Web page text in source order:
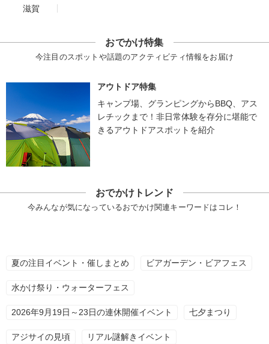
滋賀
おでかけ特集
今注目のスポットや話題のアクティビティ情報をお届け
アウトドア特集
キャンプ場、グランピングからBBQ、アス
レチックまで！非日常体験を存分に堪能で
きるアウトドアスポットを紹介
おでかけトレンド
今みんなが気になっているおでかけ関連キーワードはコレ！
夏の注目イベント・催しまとめ ビアガーデン・ビアフェス
水かけ祭り・ウォーターフェス
2026年9月19日～23日の連休開催イベント 七夕まつり
アジサイの見頃 リアル謎解きイベント